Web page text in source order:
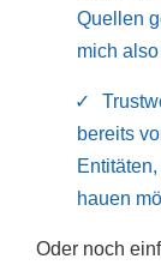
Quellen
mich
bereits
hauen
Oder noch